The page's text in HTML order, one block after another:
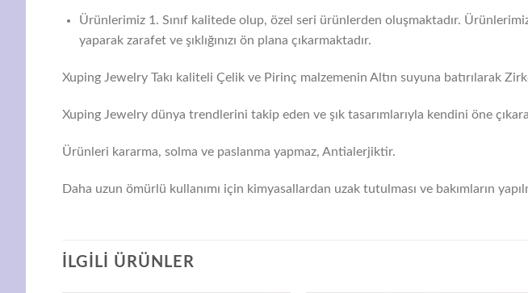
Ürünlerimiz 1. Sınıf kalitede olup, özel seri ürünlerden oluşmaktadır.
yaparak zarafet ve şıklığınızı ön plana çıkarmaktadır.
Xuping Jewelry Takı kaliteli Çelik ve Pirinç malzemenin Altın suyuna batırılarak
Xuping Jewelry dünya trendlerini takip eden ve şık tasarımlarıyla kendini öne
Ürünleri kararma, solma ve paslanma yapmaz, Antialerjiktir.
Daha uzun ömürlü kullanımı için kimyasallardan uzak tutulması ve bakımların
İLGILI ÜRÜNLER